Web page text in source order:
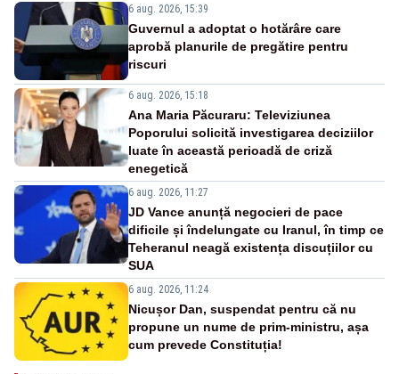
6 aug. 2026, 15:39
Guvernul a adoptat o hotărâre care
aprobă planurile de pregătire pentru
riscuri
6 aug. 2026, 15:18
Ana Maria Păcuraru: Televiziunea
Poporului solicită investigarea deciziilor
luate în această perioadă de criză
enegetică
6 aug. 2026, 11:27
JD Vance anunță negocieri de pace
dificile și îndelungate cu Iranul, în timp ce
Teheranul neagă existența discuțiilor cu
SUA
6 aug. 2026, 11:24
Nicușor Dan, suspendat pentru că nu
propune un nume de prim-ministru, așa
cum prevede Constituția!